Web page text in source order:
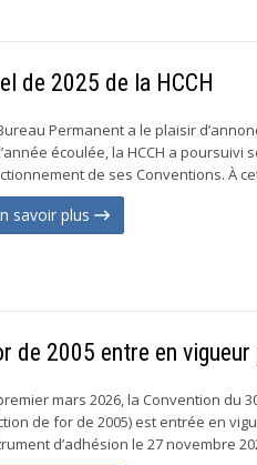
de 2025 de la HCCH
Permanent a le plaisir
écoulée, la HCCH a
de ses Conventions. À
savoir plus
de 2005 entre en
mars 2026, la Convention du
de for de 2005) est entrée en
d’adhésion le 27 novembre